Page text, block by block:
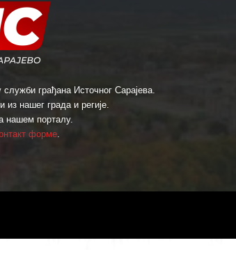
служби грађана Источног Сарајева.
нашег града и регије.
нашем порталу.
форме.